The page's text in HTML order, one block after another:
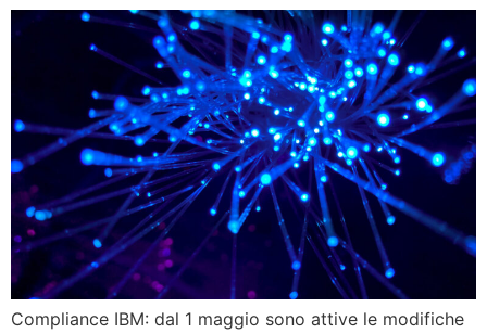
Compliance IBM: dal 1 maggio sono attive le modifiche